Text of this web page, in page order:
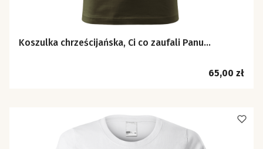
Koszulka chrześcijańska, Ci co zaufali Panu...
Cena
65,00 zł